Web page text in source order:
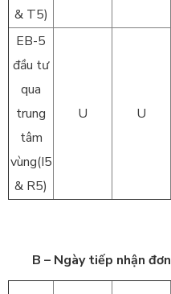
& T5)
EB-5
đầu tư
qua
trung
tâm
vùng(I5
& R5)
U U
B – Ngày tiếp nhận đơn